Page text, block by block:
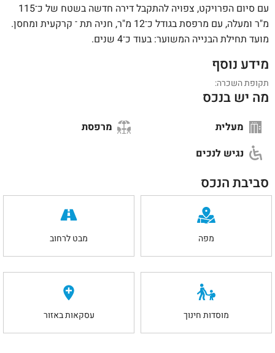
עם סיום הפרויקט, צפויה להתקבל דירה חדשה בשטח של כ־115
מ"ר ומעלה, עם מרפסת בגודל כ־12 מ"ר, חניה תת ־ קרקעית ומחסן.
מועד תחילת הבנייה המשוער: בעוד כ־4 שנים.
מידע נוסף
תקופת השכרה:
מה יש בנכס
מעלית
מרפסת
נגיש לנכים
סביבת הנכס
מפה מבט לרחוב
מוסדות חינוך עסקאות באזור